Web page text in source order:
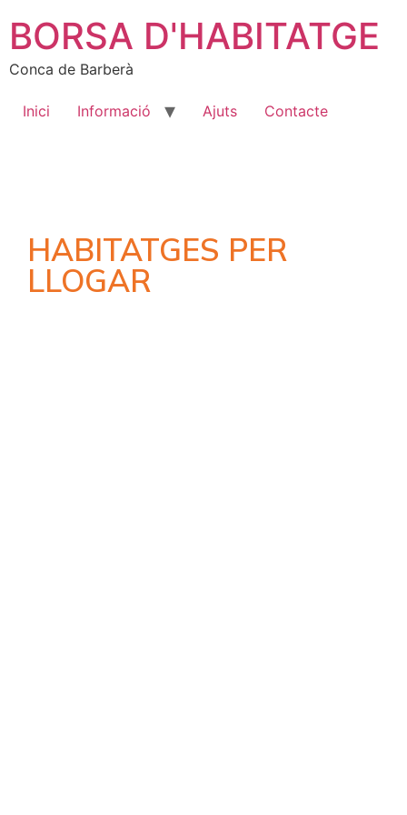
BORSA D'HABITATGE
Conca de Barberà
Inici Informació Ajuts Contacte
HABITATGES PER
LLOGAR